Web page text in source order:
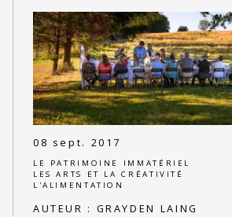
08 sept. 2017
LE PATRIMOINE IMMATÉRIEL
LES ARTS ET LA CRÉATIVITÉ
L'ALIMENTATION
AUTEUR : GRAYDEN LAING